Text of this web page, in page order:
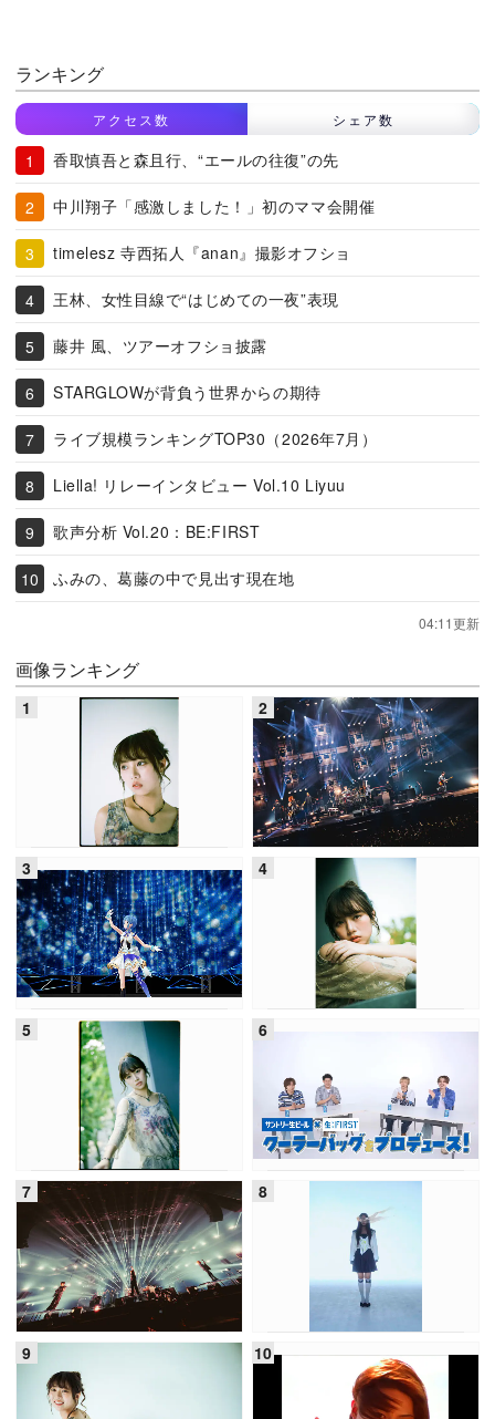
ランキング
アクセス数 シェア数
香取慎吾と森且行、“エールの往復”の先
中川翔子「感激しました！」初のママ会開催
timelesz 寺西拓人『anan』撮影オフショ
王林、女性目線で“はじめての一夜”表現
藤井 風、ツアーオフショ披露
STARGLOWが背負う世界からの期待
ライブ規模ランキングTOP30（2026年7月）
Liella! リレーインタビュー Vol.10 Liyuu
歌声分析 Vol.20：BE:FIRST
ふみの、葛藤の中で見出す現在地
04:11更新
画像ランキング